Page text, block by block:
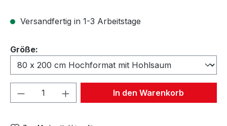
Versandfertig in 1-3 Arbeitstage
Größe:
Produkt Anzahl: Gib denIn den Warenkorb